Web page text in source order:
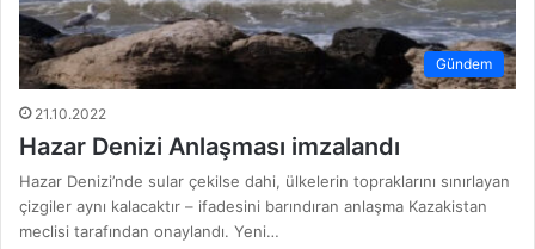
Gündem
21.10.2022
Hazar Denizi Anlaşması imzalandı
Hazar Denizi’nde sular çekilse dahi, ülkelerin topraklarını sınırlayan
çizgiler aynı kalacaktır – ifadesini barındıran anlaşma Kazakistan
meclisi tarafından onaylandı. Yeni…